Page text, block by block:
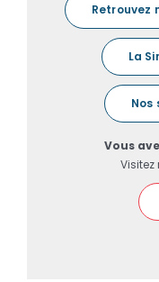
Retrouvez
La
Nos
Vous